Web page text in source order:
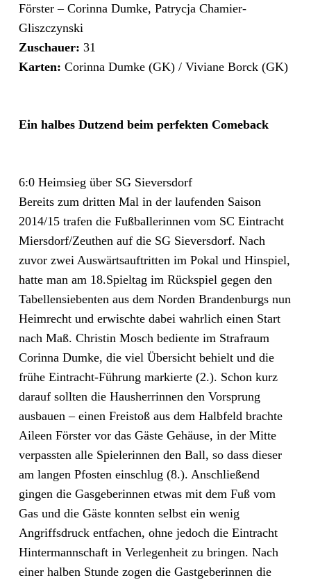
Förster – Corinna Dumke, Patrycja Chamier-
Gliszczynski
Zuschauer: 31
Karten: Corinna Dumke (GK) / Viviane Borck (GK)
Ein halbes Dutzend beim perfekten Comeback
6:0 Heimsieg über SG Sieversdorf
Bereits zum dritten Mal in der laufenden Saison
2014/15 trafen die Fußballerinnen vom SC Eintracht
Miersdorf/Zeuthen auf die SG Sieversdorf. Nach
zuvor zwei Auswärtsauftritten im Pokal und Hinspiel,
hatte man am 18.Spieltag im Rückspiel gegen den
Tabellensiebenten aus dem Norden Brandenburgs nun
Heimrecht und erwischte dabei wahrlich einen Start
nach Maß. Christin Mosch bediente im Strafraum
Corinna Dumke, die viel Übersicht behielt und die
frühe Eintracht-Führung markierte (2.). Schon kurz
darauf sollten die Hausherrinnen den Vorsprung
ausbauen – einen Freistoß aus dem Halbfeld brachte
Aileen Förster vor das Gäste Gehäuse, in der Mitte
verpassten alle Spielerinnen den Ball, so dass dieser
am langen Pfosten einschlug (8.). Anschließend
gingen die Gasgeberinnen etwas mit dem Fuß vom
Gas und die Gäste konnten selbst ein wenig
Angriffsdruck entfachen, ohne jedoch die Eintracht
Hintermannschaft in Verlegenheit zu bringen. Nach
einer halben Stunde zogen die Gastgeberinnen die